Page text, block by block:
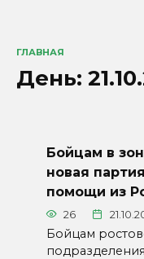
ГЛАВНАЯ
День:
Бойцам в
новая
помощи из
26
Бойцам